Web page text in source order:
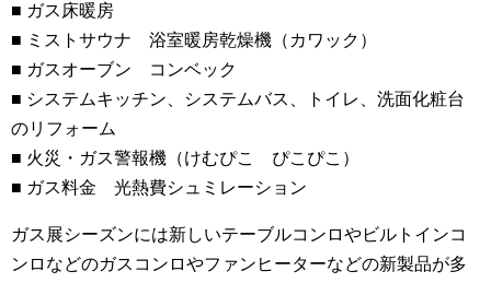
■ ガス床暖房
■ ミストサウナ 浴室暖房乾燥機（カワック）
■ ガスオーブン コンベック
■ システムキッチン、システムバス、トイレ、洗面化粧台
のリフォーム
■ 火災・ガス警報機（けむぴこ ぴこぴこ）
■ ガス料金 光熱費シュミレーション
ガス展シーズンには新しいテーブルコンロやビルトインコ
ンロなどのガスコンロやファンヒーターなどの新製品が多